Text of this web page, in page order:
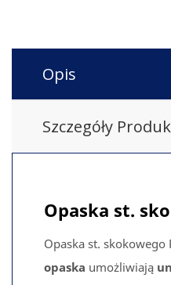
Opis
Szczegóły
Opaska st.
Opaska st. skokowego
opaska umożliwiają